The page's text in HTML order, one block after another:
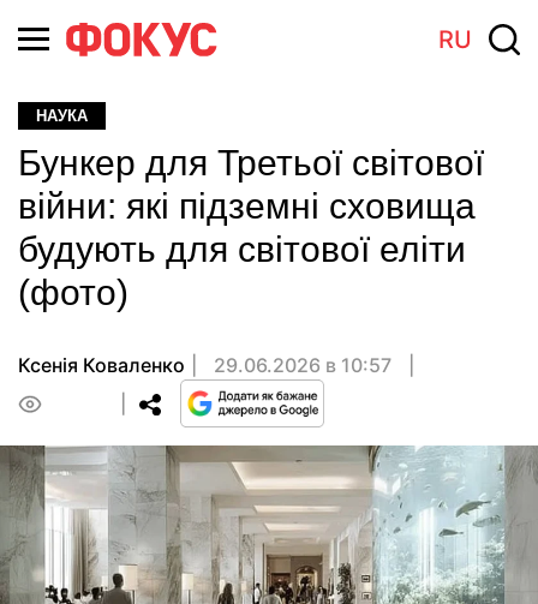
RU
НАУКА
Бункер для Третьої світової
війни: які підземні сховища
будують для світової еліти
(фото)
Ксенія Коваленко
29.06.2026 в 10:57